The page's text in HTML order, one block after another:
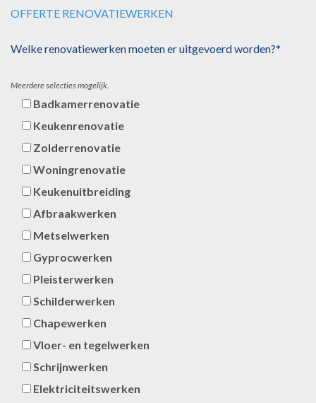
OFFERTE RENOVATIEWERKEN
Welke renovatiewerken moeten er uitgevoerd worden?*
Meerdere selecties mogelijk.
Badkamerrenovatie
Keukenrenovatie
Zolderrenovatie
Woningrenovatie
Keukenuitbreiding
Afbraakwerken
Metselwerken
Gyprocwerken
Pleisterwerken
Schilderwerken
Chapewerken
Vloer- en tegelwerken
Schrijnwerken
Elektriciteitswerken